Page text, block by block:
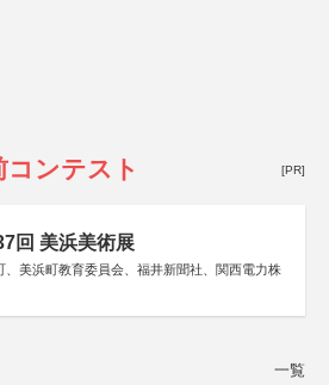
ンテスト [PR]
回 美浜美術展
、美浜町教育委員会、福井新聞社、関西電力株
一覧